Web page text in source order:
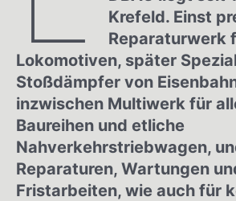
Krefeld. Einst
Reparaturwerk
Lokomotiven, später
Stoßdämpfer von
inzwischen Multiwerk für
Baureihen und etliche
Nahverkehrstriebwagen,
Reparaturen, Wartungen
Fristarbeiten, wie auch für